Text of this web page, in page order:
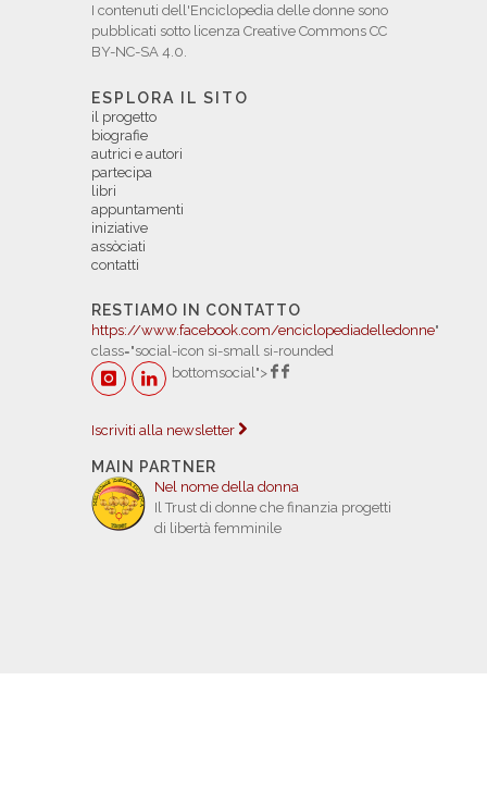
I contenuti dell'Enciclopedia delle donne sono
pubblicati sotto licenza Creative Commons CC
BY-NC-SA 4.0.
ESPLORA IL SITO
il progetto
biografie
autrici e autori
partecipa
libri
appuntamenti
iniziative
assòciati
contatti
RESTIAMO IN CONTATTO
https://www.facebook.com/enciclopediadelledonne"
class="social-icon si-small si-rounded
bottomsocial">
Iscriviti alla newsletter
MAIN PARTNER
Nel nome della donna
Il Trust di donne che finanzia progetti
di libertà femminile